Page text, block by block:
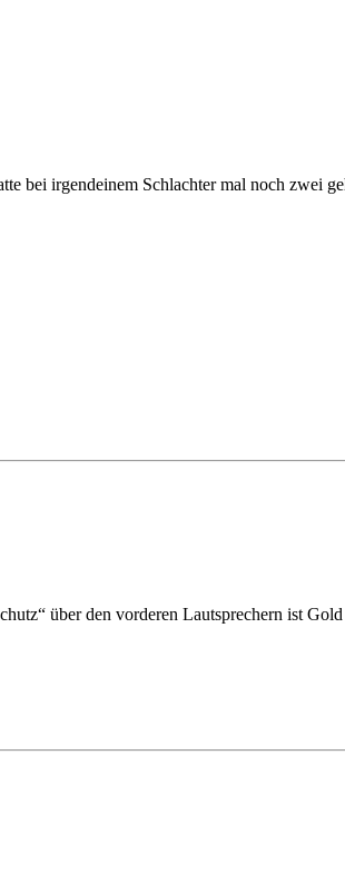
bei irgendeinem Schlachter mal noch zwei
über den vorderen Lautsprechern ist